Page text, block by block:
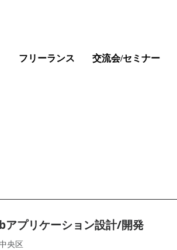
フリーランス 交流会/セミナー
アプリケーション設計/開発
央区